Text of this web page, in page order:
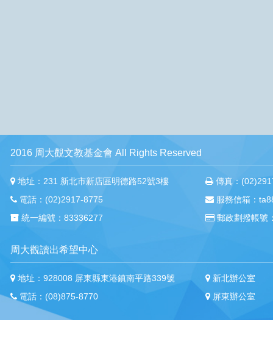
2016 周大觀文教基金會 All Rights Reserved
地址：231 新北市新店區明德路52號3樓
電話：(02)2917-8775
統一編號：83336277
傳真：
服務信箱：
郵政劃撥帳號
周大觀讀出希望中心
地址：928008 屏東縣東港鎮南平路339號
電話：(08)875-8770
新北辦公室
屏東辦公室